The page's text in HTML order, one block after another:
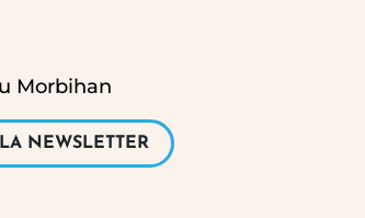
Morbihan
NEWSLETTER